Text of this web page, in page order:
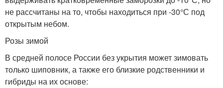
не рассчитаны на то, чтобы находиться при -30°С под
открытым небом.
Розы зимой
В средней полосе России без укрытия может зимовать
только шиповник, а также его близкие родственники и
гибриды на их основе: